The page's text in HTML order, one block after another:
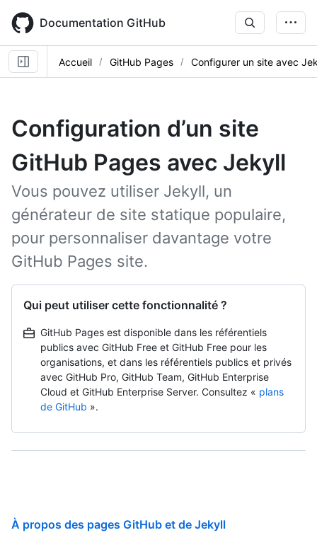
main
content
Documentation GitHub
Accueil GitHub Pages Configurer un site avec
Configuration d’un site
GitHub Pages avec Jekyll
Vous pouvez utiliser Jekyll, un
générateur de site statique populaire,
pour personnaliser davantage votre
GitHub Pages site.
Qui peut utiliser cette fonctionnalité ?
GitHub Pages est disponible dans les référentiels
publics avec GitHub Free et GitHub Free pour les
organisations, et dans les référentiels publics et privés
avec GitHub Pro, GitHub Team, GitHub Enterprise
Cloud et GitHub Enterprise Server. Consultez « plans
de GitHub ».
À propos des pages GitHub et de Jekyll